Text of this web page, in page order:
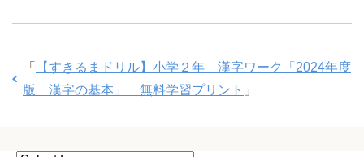
「
【すきるまドリル】小学２年 漢字ワーク「2024年度
版 漢字の基本」 無料学習プリント 」